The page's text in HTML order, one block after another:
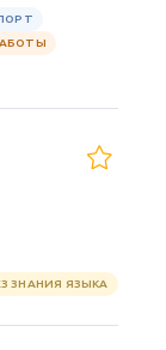
ЗНАНИЯ ЯЗЫКА